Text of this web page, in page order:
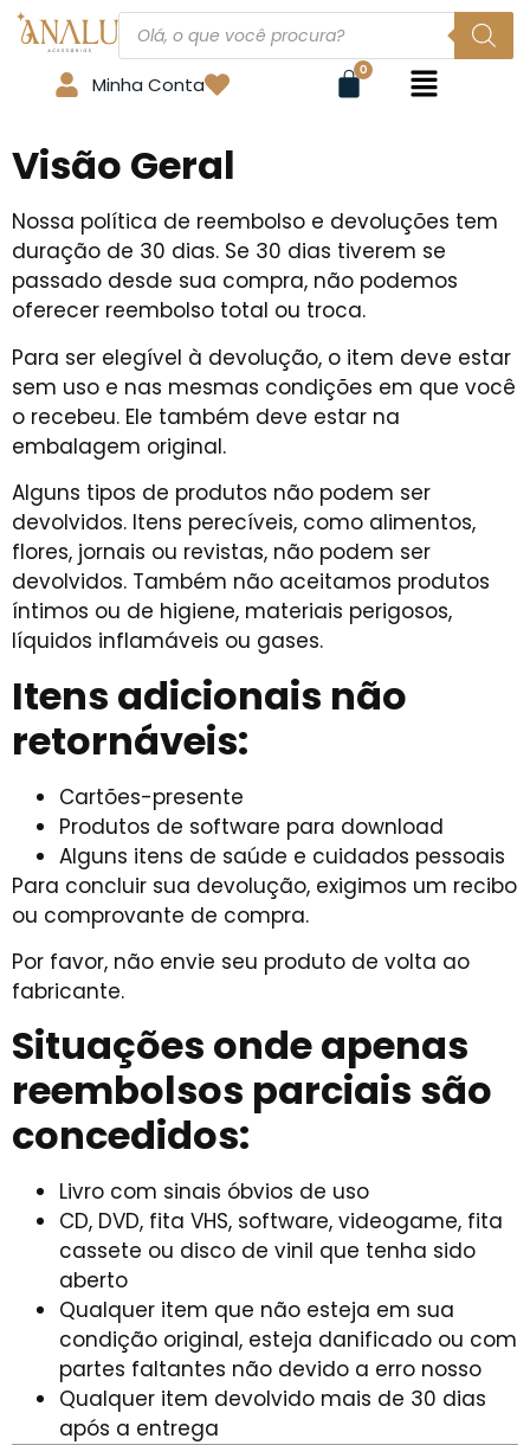
Minha Conta
Visão Geral
Nossa política de reembolso e devoluções tem
duração de 30 dias. Se 30 dias tiverem se
passado desde sua compra, não podemos
oferecer reembolso total ou troca.
Para ser elegível à devolução, o item deve estar
sem uso e nas mesmas condições em que você
o recebeu. Ele também deve estar na
embalagem original.
Alguns tipos de produtos não podem ser
devolvidos. Itens perecíveis, como alimentos,
flores, jornais ou revistas, não podem ser
devolvidos. Também não aceitamos produtos
íntimos ou de higiene, materiais perigosos,
líquidos inflamáveis ou gases.
Itens adicionais não
retornáveis:
Cartões-presente
Produtos de software para download
Alguns itens de saúde e cuidados pessoais
Para concluir sua devolução, exigimos um recibo
ou comprovante de compra.
Por favor, não envie seu produto de volta ao
fabricante.
Situações onde apenas
reembolsos parciais são
concedidos:
Livro com sinais óbvios de uso
CD, DVD, fita VHS, software, videogame, fita
cassete ou disco de vinil que tenha sido
aberto
Qualquer item que não esteja em sua
condição original, esteja danificado ou com
partes faltantes não devido a erro nosso
Qualquer item devolvido mais de 30 dias
após a entrega